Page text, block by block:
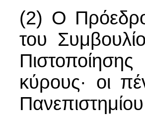
(2) Ο
του
κύρους· οι